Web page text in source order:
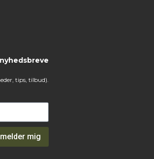
tips, tilbud).
mig